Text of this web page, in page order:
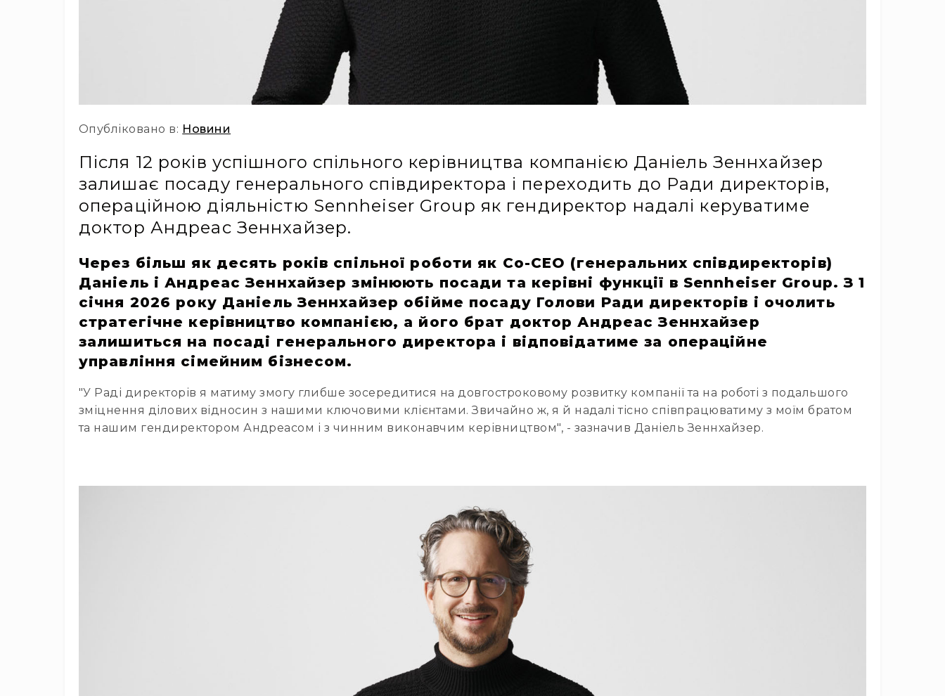
Опубліковано в: Новини
Після 12 років успішного спільного керівництва компанією Даніель Зеннхайзер
залишає посаду генерального співдиректора і переходить до Ради директорів,
операційною діяльністю Sennheiser Group як гендиректор надалі керуватиме
доктор Андреас Зеннхайзер.
Через більш як десять років спільної роботи як Co-CEO (генеральних співдиректорів)
Даніель і Андреас Зеннхайзер змінюють посади та керівні функції в Sennheiser Group. З 1
січня 2026 року Даніель Зеннхайзер обійме посаду Голови Ради директорів і очолить
стратегічне керівництво компанією, а його брат доктор Андреас Зеннхайзер
залишиться на посаді генерального директора і відповідатиме за операційне
управління сімейним бізнесом.
"У Раді директорів я матиму змогу глибше зосередитися на довгостроковому розвитку компанії та на роботі з подальшого
зміцнення ділових відносин з нашими ключовими клієнтами. Звичайно ж, я й надалі тісно співпрацюватиму з моїм братом
та нашим гендиректором Андреасом і з чинним виконавчим керівництвом", - зазначив Даніель Зеннхайзер.